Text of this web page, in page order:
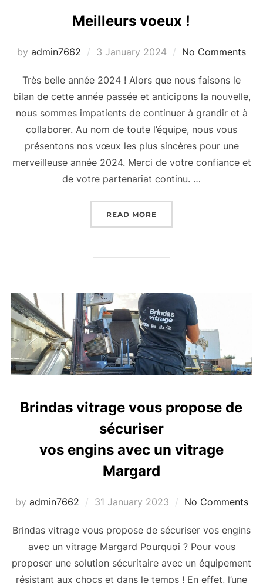
Meilleurs voeux !
by admin7662
Posted
3 January 2024 No Comments
Très belle année 2024 ! Alors que nous faisons le
bilan de cette année passée et anticipons la nouvelle,
nous sommes impatients de continuer à grandir et à
collaborer. Au nom de toute l’équipe, nous vous
présentons nos vœux les plus sincères pour une
merveilleuse année 2024. Merci de votre confiance et
de votre partenariat continu. …
READ MORE
Brindas vitrage vous propose de
sécuriser
vos engins avec un vitrage
Margard
by admin7662
Posted
31 January 2023 No Comments
Brindas vitrage vous propose de sécuriser vos engins
avec un vitrage Margard Pourquoi ? Pour vous
proposer une solution sécuritaire avec un équipement
résistant aux chocs et dans le temps ! En effet, l’une